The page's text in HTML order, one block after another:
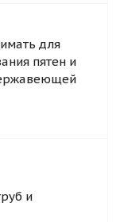
для
пятен и
и